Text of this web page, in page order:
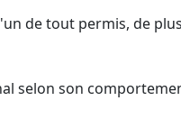
de tout permis, de
selon son